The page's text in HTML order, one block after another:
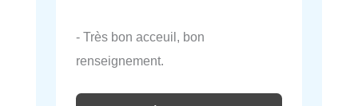
- Très bon acceuil, bon
renseignement.